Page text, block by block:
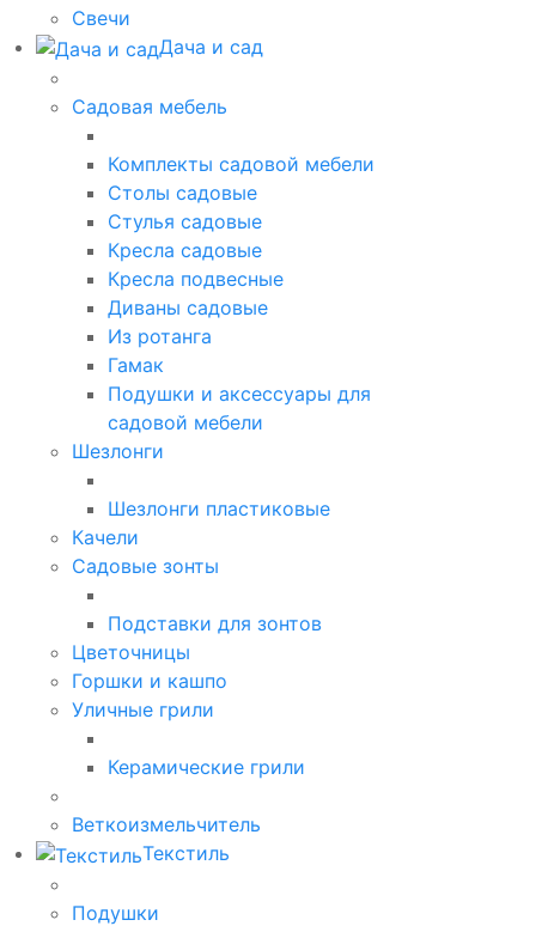
Свечи
Дача и сад
Садовая мебель
Комплекты садовой мебели
Столы садовые
Стулья садовые
Кресла садовые
Кресла подвесные
Диваны садовые
Из ротанга
Гамак
Подушки и аксессуары для
садовой мебели
Шезлонги
Шезлонги пластиковые
Качели
Садовые зонты
Подставки для зонтов
Цветочницы
Горшки и кашпо
Уличные грили
Керамические грили
Веткоизмельчитель
Текстиль
Подушки